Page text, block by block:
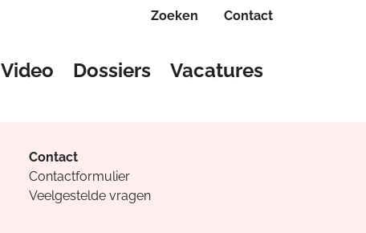
Zoeken Contact
Video Dossiers Vacatures
Contact
Contactformulier
Veelgestelde vragen